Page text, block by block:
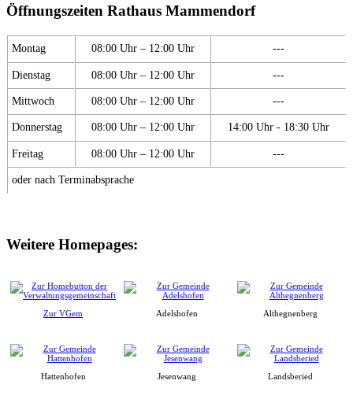
Öffnungszeiten Rathaus Mammendorf
Montag 08:00 Uhr – 12:00 Uhr ---
Dienstag 08:00 Uhr – 12:00 Uhr ---
Mittwoch 08:00 Uhr – 12:00 Uhr ---
Donnerstag 08:00 Uhr – 12:00 Uhr 14:00 Uhr - 18:30 Uhr
Freitag 08:00 Uhr – 12:00 Uhr ---
oder nach Terminabsprache
Weitere Homepages:
Zur VGem Adelshofen Althegnenberg
Hattenhofen Jesenwang Landsberied